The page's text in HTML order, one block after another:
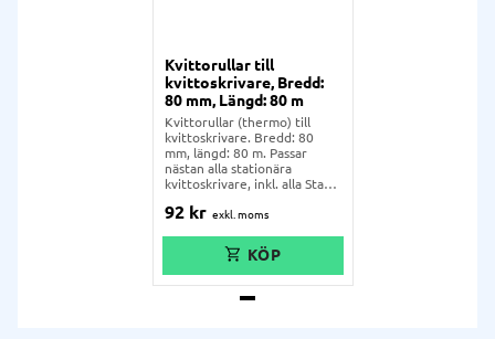
Kvittorullar till
kvittoskrivare, Bredd:
80 mm, Längd: 80 m
Kvittorullar (thermo) till
kvittoskrivare. Bredd: 80
mm, längd: 80 m. Passar
nästan alla stationära
kvittoskrivare, inkl. alla Star
92 kr